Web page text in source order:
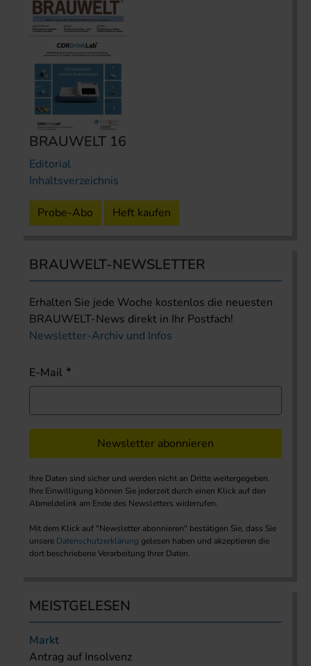
BRAUWELT 16
Editorial
Inhaltsverzeichnis
Probe-Abo Heft kaufen
BRAUWELT-NEWSLETTER
Erhalten Sie jede Woche kostenlos die neuesten
BRAUWELT-News direkt in Ihr Postfach!
Newsletter-Archiv und Infos
E-Mail
Newsletter abonnieren
Ihre Daten sind sicher und werden nicht an Dritte weitergegeben.
Ihre Einwilligung können Sie jederzeit durch einen Klick auf den
Abmeldelink am Ende des Newsletters widerrufen.
Mit dem Klick auf "Newsletter abonnieren" bestätigen Sie, dass Sie
unsere Datenschutzerklärung gelesen haben und akzeptieren die
dort beschriebene Verarbeitung Ihrer Daten.
MEISTGELESEN
Markt
Antrag auf Insolvenz